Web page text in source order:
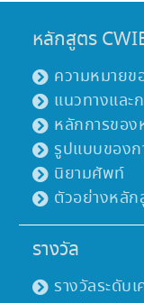
หลักสูตร
ความหมายข
แนวทางและ
หลักการของ
รูปแบบของก
นิยามศัพท์
ตัวอย่างหลัก
รางวัล
รางวัลระดับ